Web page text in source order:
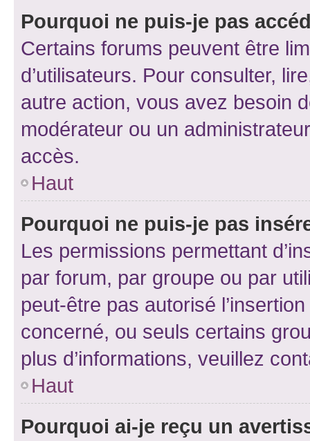
Pourquoi ne puis-je pas
Certains forums peuvent être
d’utilisateurs. Pour consulter,
autre action, vous avez besoin
modérateur ou un
accès.
Haut
Pourquoi ne puis-je pas
Les permissions permettant
par forum, par groupe ou par
peut-être pas autorisé
concerné, ou seuls certains
plus d’informations, veuillez
Haut
Pourquoi ai-je reçu un